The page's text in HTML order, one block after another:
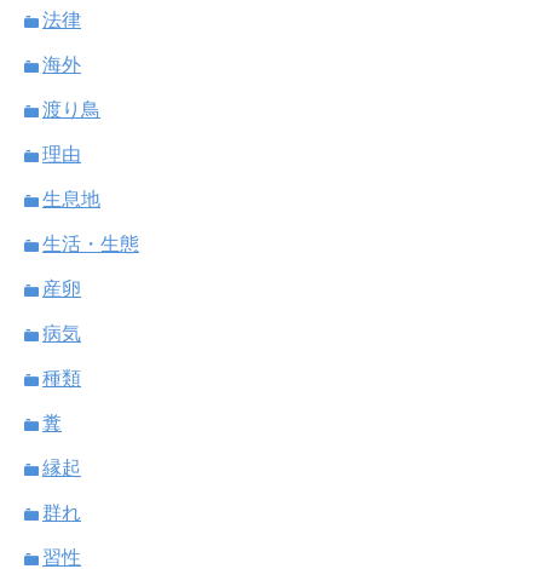
法律
海外
渡り鳥
理由
生息地
生活・生態
産卵
病気
種類
糞
縁起
群れ
習性